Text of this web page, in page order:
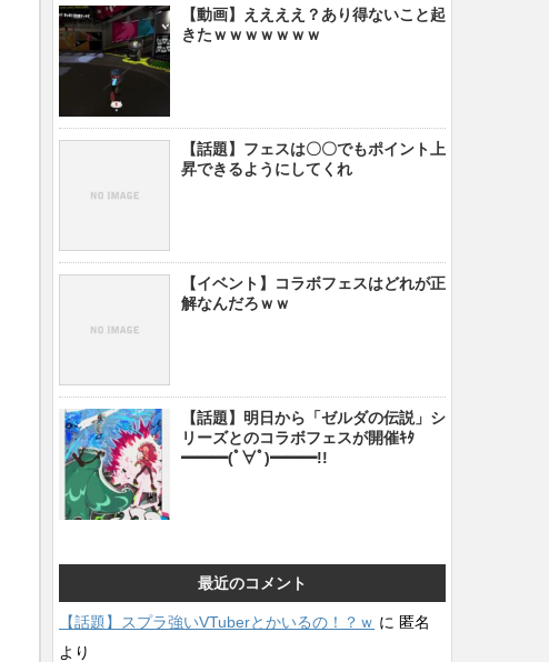
【動画】ええええ？あり得ないこと起
きたｗｗｗｗｗｗｗ
【話題】フェスは〇〇でもポイント上
昇できるようにしてくれ
【イベント】コラボフェスはどれが正
解なんだろｗｗ
【話題】明日から「ゼルダの伝説」シ
リーズとのコラボフェスが開催ｷﾀ
━━━(ﾟ∀ﾟ)━━━!!
最近のコメント
【話題】スプラ強いVTuberとかいるの！？ｗ に 匿名
より